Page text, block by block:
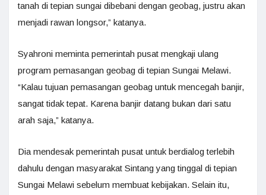
tanah di tepian sungai dibebani dengan geobag, justru akan
menjadi rawan longsor,” katanya.
Syahroni meminta pemerintah pusat mengkaji ulang
program pemasangan geobag di tepian Sungai Melawi.
“Kalau tujuan pemasangan geobag untuk mencegah banjir,
sangat tidak tepat. Karena banjir datang bukan dari satu
arah saja,” katanya.
Dia mendesak pemerintah pusat untuk berdialog terlebih
dahulu dengan masyarakat Sintang yang tinggal di tepian
Sungai Melawi sebelum membuat kebijakan. Selain itu,